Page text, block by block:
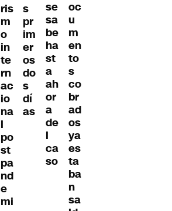
ris
m
o
in
te
rn
ac
io
na
l
po
st
pa
nd
e
mi
s
pr
im
er
os
do
s
dí
as
se
sa
be
ha
st
a
ah
or
a
de
l
ca
so
oc
u
m
en
to
s
co
br
ad
os
ya
es
ta
ba
n
sa